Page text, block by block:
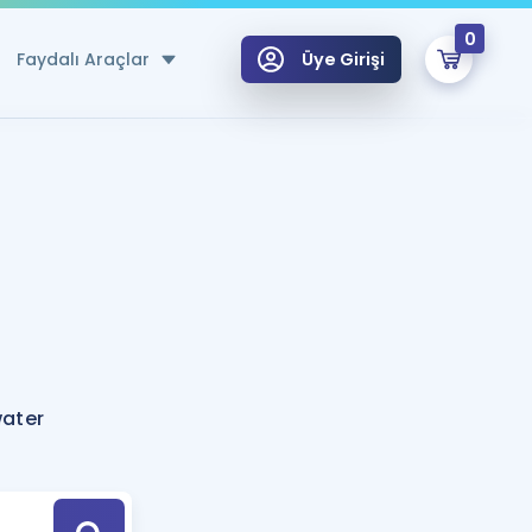
Faydalı Araçlar
Hesaplama Aracı
için Öneriler
Tek Takvimde
Üye Girişi
0
Hoca ile seni sınava hazırlayacak onlarca eğitim seni bekliyor!